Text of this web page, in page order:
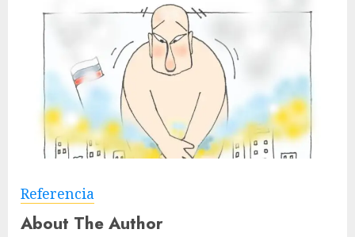
Referencia
About The Author